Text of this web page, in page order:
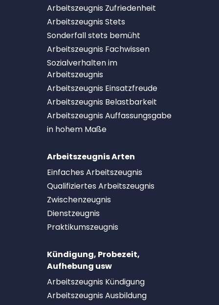
Arbeitszeugnis Zufriedenheit
Arbeitszeugnis Stets
Sonderfall stets bemüht
Arbeitszeugnis Fachwissen
Sozialverhalten im
Arbeitszeugnis
Arbeitszeugnis Einsatzfreude
Arbeitszeugnis Belastbarkeit
Arbeitszeugnis Auffassungsgabe
in hohem Maße
Arbeitszeugnis Arten
Einfaches Arbeitszeugnis
Qualifiziertes Arbeitszeugnis
Zwischenzeugnis
Dienstzeugnis
Praktikumszeugnis
Kündigung, Probezeit,
Aufhebung usw
Arbeitszeugnis Kündigung
Arbeitszeugnis Ausbildung